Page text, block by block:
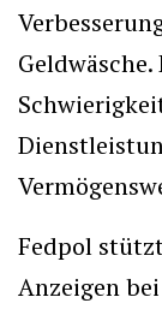
Fedpol
Anzeigen